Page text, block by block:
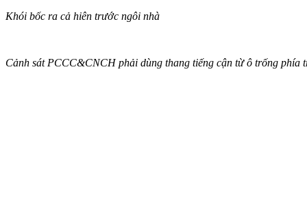
Khói bốc ra cả hiên trước ngôi nhà
Cảnh sát PCCC&CNCH phải dùng thang tiếng cận từ ô trống phía